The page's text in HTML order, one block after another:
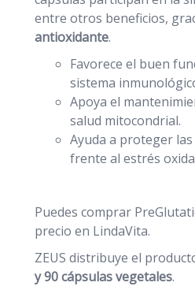
entre otros beneficios,
antioxidante.
Favorece el buen
sistema
Apoya el
salud mitocondrial.
Ayuda a proteger
frente al estrés
Puedes comprar
precio en LindaVita.
ZEUS distribuye el
y 90 cápsulas vegetales.